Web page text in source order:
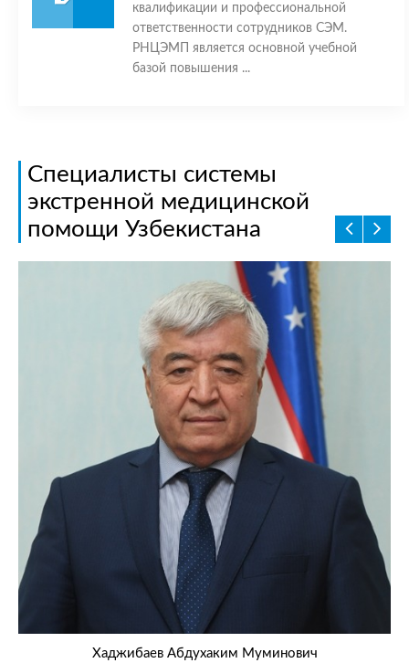
квалификации и профессиональной
ответственности сотрудников СЭМ.
РНЦЭМП является основной учебной
базой повышения ...
Специалисты системы
экстренной медицинской
помощи Узбекистана
Хаджибаев Абдухаким Муминович